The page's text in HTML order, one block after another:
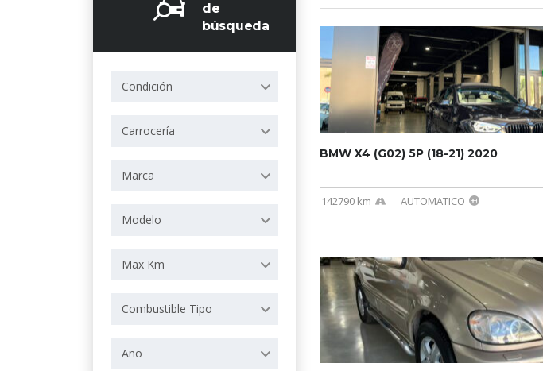
de
búsqueda
Condición
Carrocería
Marca
Modelo
Max Km
Combustible Tipo
Año
BMW X4 (G02) 5P (18-21) 2020
142790 km AUTOMATICO